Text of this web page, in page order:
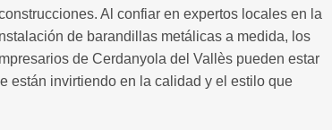
Al confiar en expertos locales en la
de barandillas metálicas a medida, los
de Cerdanyola del Vallès pueden estar
están invirtiendo en la calidad y el estilo que